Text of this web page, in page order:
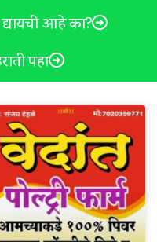
आहे का?
पहा